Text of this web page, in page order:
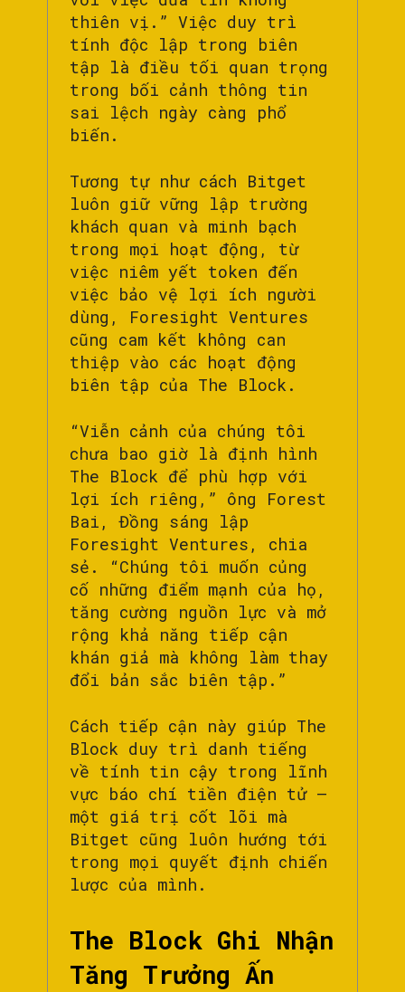
thiên vị.” Việc duy trì
tính độc lập trong biên
tập là điều tối quan trọng
trong bối cảnh thông tin
sai lệch ngày càng phổ
biến.
Tương tự như cách Bitget
luôn giữ vững lập trường
khách quan và minh bạch
trong mọi hoạt động, từ
việc niêm yết token đến
việc bảo vệ lợi ích người
dùng, Foresight Ventures
cũng cam kết không can
thiệp vào các hoạt động
biên tập của The Block.
“Viễn cảnh của chúng tôi
chưa bao giờ là định hình
The Block để phù hợp với
lợi ích riêng,” ông Forest
Bai, Đồng sáng lập
Foresight Ventures, chia
sẻ. “Chúng tôi muốn củng
cố những điểm mạnh của họ,
tăng cường nguồn lực và mở
rộng khả năng tiếp cận
khán giả mà không làm thay
đổi bản sắc biên tập.”
Cách tiếp cận này giúp The
Block duy trì danh tiếng
về tính tin cậy trong lĩnh
vực báo chí tiền điện tử —
một giá trị cốt lõi mà
Bitget cũng luôn hướng tới
trong mọi quyết định chiến
lược của mình.
The Block Ghi Nhận
Tăng Trưởng Ấn